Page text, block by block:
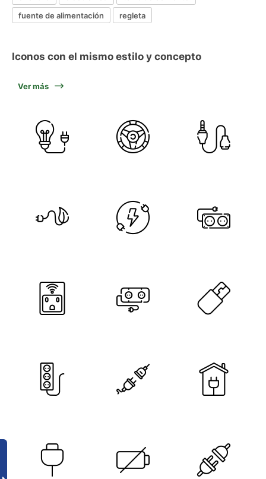
fuente de alimentación
regleta
Iconos con el mismo estilo y concepto
Ver más